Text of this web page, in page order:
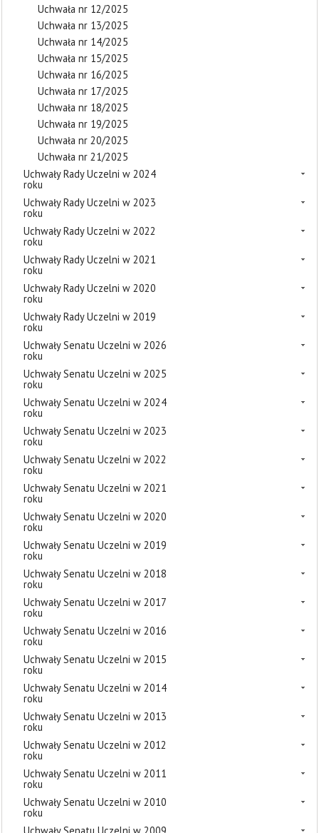
Uchwała nr 12/2025
Uchwała nr 13/2025
Uchwała nr 14/2025
Uchwała nr 15/2025
Uchwała nr 16/2025
Uchwała nr 17/2025
Uchwała nr 18/2025
Uchwała nr 19/2025
Uchwała nr 20/2025
Uchwała nr 21/2025
Uchwały Rady Uczelni w 2024
roku
Uchwały Rady Uczelni w 2023
roku
Uchwały Rady Uczelni w 2022
roku
Uchwały Rady Uczelni w 2021
roku
Uchwały Rady Uczelni w 2020
roku
Uchwały Rady Uczelni w 2019
roku
Uchwały Senatu Uczelni w 2026
roku
Uchwały Senatu Uczelni w 2025
roku
Uchwały Senatu Uczelni w 2024
roku
Uchwały Senatu Uczelni w 2023
roku
Uchwały Senatu Uczelni w 2022
roku
Uchwały Senatu Uczelni w 2021
roku
Uchwały Senatu Uczelni w 2020
roku
Uchwały Senatu Uczelni w 2019
roku
Uchwały Senatu Uczelni w 2018
roku
Uchwały Senatu Uczelni w 2017
roku
Uchwały Senatu Uczelni w 2016
roku
Uchwały Senatu Uczelni w 2015
roku
Uchwały Senatu Uczelni w 2014
roku
Uchwały Senatu Uczelni w 2013
roku
Uchwały Senatu Uczelni w 2012
roku
Uchwały Senatu Uczelni w 2011
roku
Uchwały Senatu Uczelni w 2010
roku